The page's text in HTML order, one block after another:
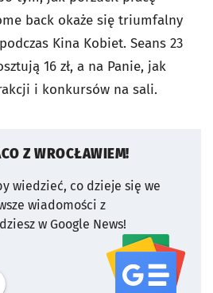
back okaże się triumfalny
Kina Kobiet. Seans 23
16 zł, a na Panie, jak
i konkursów na sali.
Z WROCŁAWIEM!
wiedzieć, co dzieje się we
wiadomości z
w Google News!
serwisu